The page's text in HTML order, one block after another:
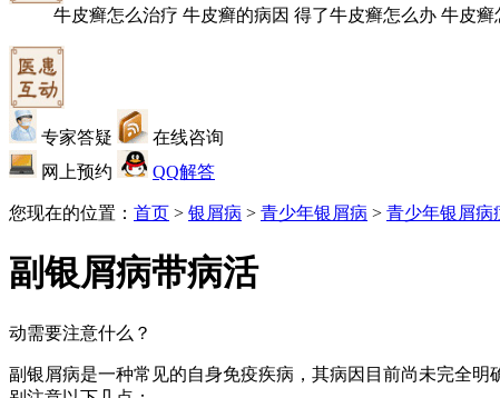
牛皮癣怎么治疗 牛皮癣的病因 得了牛皮癣怎么办 牛皮癣
专家答疑
在线咨询
网上预约
QQ解答
您现在的位置： 首页 > 银屑病 > 青少年银屑病 > 青少年银屑病
副银屑病带病活
动需要注意什么？
副银屑病是一种常见的自身免疫疾病，其病因目前尚未完全